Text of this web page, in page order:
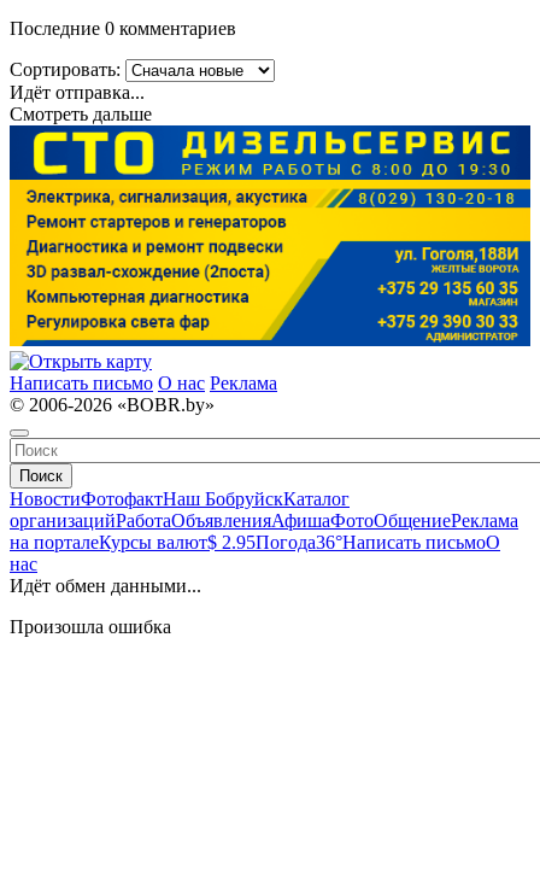
Последние 0 комментариев
Сортировать:
Идёт отправка...
Смотреть дальше
Написать письмо О нас Реклама
© 2006-2026 «BOBR.by»
Поиск
НовостиФотофактНаш БобруйскКаталог
организацийРаботаОбъявленияАфишаФотоОбщениеРеклама
на порталеКурсы валют$ 2.95Погода36°Написать письмоО
нас
Идёт обмен данными...
Произошла ошибка